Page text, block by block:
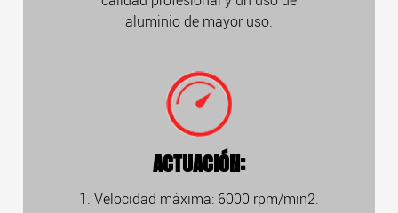
aluminio de mayor uso.
ACTUACIÓN:
1. Velocidad máxima: 6000 rpm/min2.